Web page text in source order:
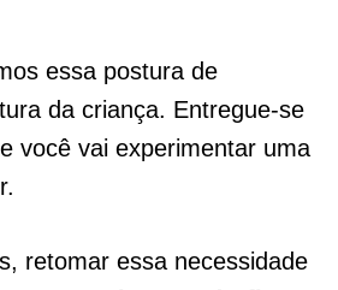
essa postura de
da criança. Entregue-se
você vai experimentar uma
retomar essa necessidade